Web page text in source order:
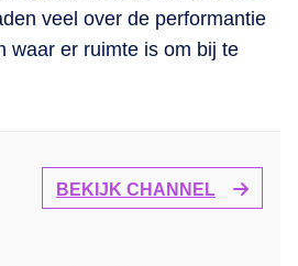
veel over de performantie
waar er ruimte is om bij te
BEKIJK CHANNEL